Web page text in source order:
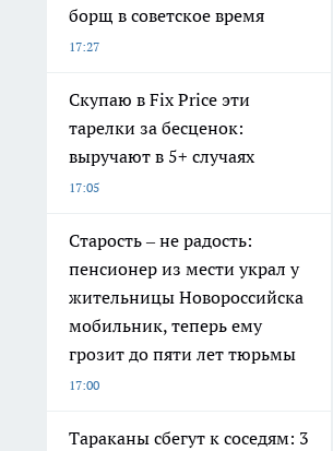
борщ в советское время
17:27
Скупаю в Fix Price эти
тарелки за бесценок:
выручают в 5+ случаях
17:05
Старость – не радость:
пенсионер из мести украл у
жительницы Новороссийска
мобильник, теперь ему
грозит до пяти лет тюрьмы
17:00
Тараканы сбегут к соседям: 3